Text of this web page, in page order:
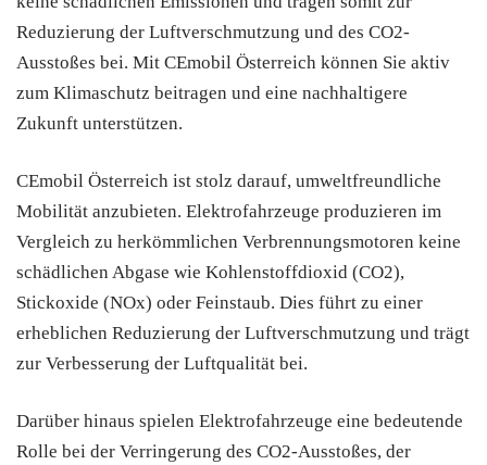
Reduzierung der Luftverschmutzung und des CO2-
Ausstoßes bei. Mit CEmobil Österreich können Sie aktiv
zum Klimaschutz beitragen und eine nachhaltigere
Zukunft unterstützen.
CEmobil Österreich ist stolz darauf, umweltfreundliche
Mobilität anzubieten. Elektrofahrzeuge produzieren im
Vergleich zu herkömmlichen Verbrennungsmotoren keine
schädlichen Abgase wie Kohlenstoffdioxid (CO2),
Stickoxide (NOx) oder Feinstaub. Dies führt zu einer
erheblichen Reduzierung der Luftverschmutzung und trägt
zur Verbesserung der Luftqualität bei.
Darüber hinaus spielen Elektrofahrzeuge eine bedeutende
Rolle bei der Verringerung des CO2-Ausstoßes, der